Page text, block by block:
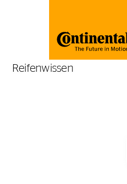
Reifenwissen